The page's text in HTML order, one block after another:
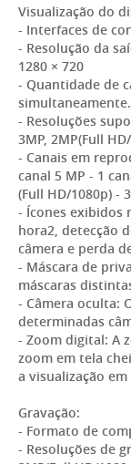
Visualização do
- Interfaces de
- Resolução da
1280 × 720
- Quantidade de
simultaneamente.
- Resoluções
3MP, 2MP(Full
- Canais em
canal 5 MP - 1
(Full HD/1080p) -
- Ícones exibidos
hora2, detecção
câmera e perda
- Máscara de
máscaras
- Câmera oculta:
determinadas
- Zoom digital: A
zoom em tela
a visualização
Gravação:
- Formato de
- Resoluções de